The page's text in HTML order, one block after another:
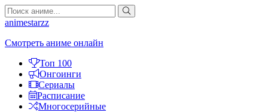
animestarzz
Смотреть аниме онлайн
Топ 100
Онгоинги
Сериалы
Расписание
Многосерийные